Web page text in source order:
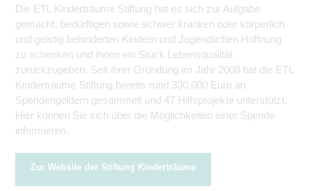
Die ETL Kinderträume Stiftung hat es sich zur Aufgabe
gemacht, bedürftigen sowie schwer kranken oder körperlich
und geistig behinderten Kindern und Jugendlichen Hoffnung
zu schenken und ihnen ein Stück Lebensqualität
zurückzugeben. Seit ihrer Gründung im Jahr 2008 hat die ETL
Kinderträume Stiftung bereits rund 330.000 Euro an
Spendengeldern gesammelt und 47 Hilfsprojekte unterstützt.
Hier können Sie sich über die Möglichkeiten einer Spende
informieren.
Zur Website der Stiftung Kinderträume